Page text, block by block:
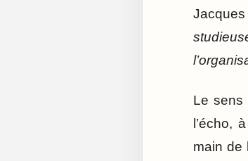
Le sens
l’écho,
main de